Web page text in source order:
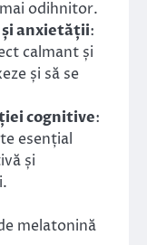
odihnitor.
și anxietății:
calmant și
și să se
cognitive:
esențial
și
melatonină